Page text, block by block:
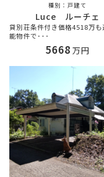
戸建て
Luce ルーチェ
貸別荘条件付き価格4518万も
能物件で･･･
5668 万円